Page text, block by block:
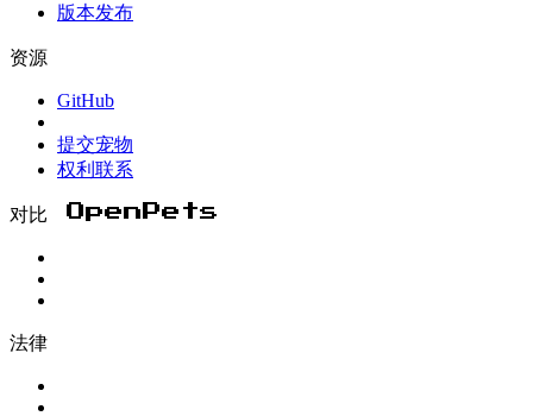
版本发布
资源
GitHub
提交宠物
权利联系
对比 OpenPets
法律